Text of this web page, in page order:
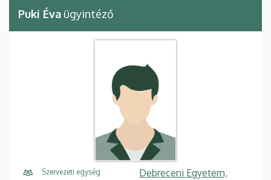
Puki Éva ügyintéző
Szervezeti egység
Debreceni Egyetem,